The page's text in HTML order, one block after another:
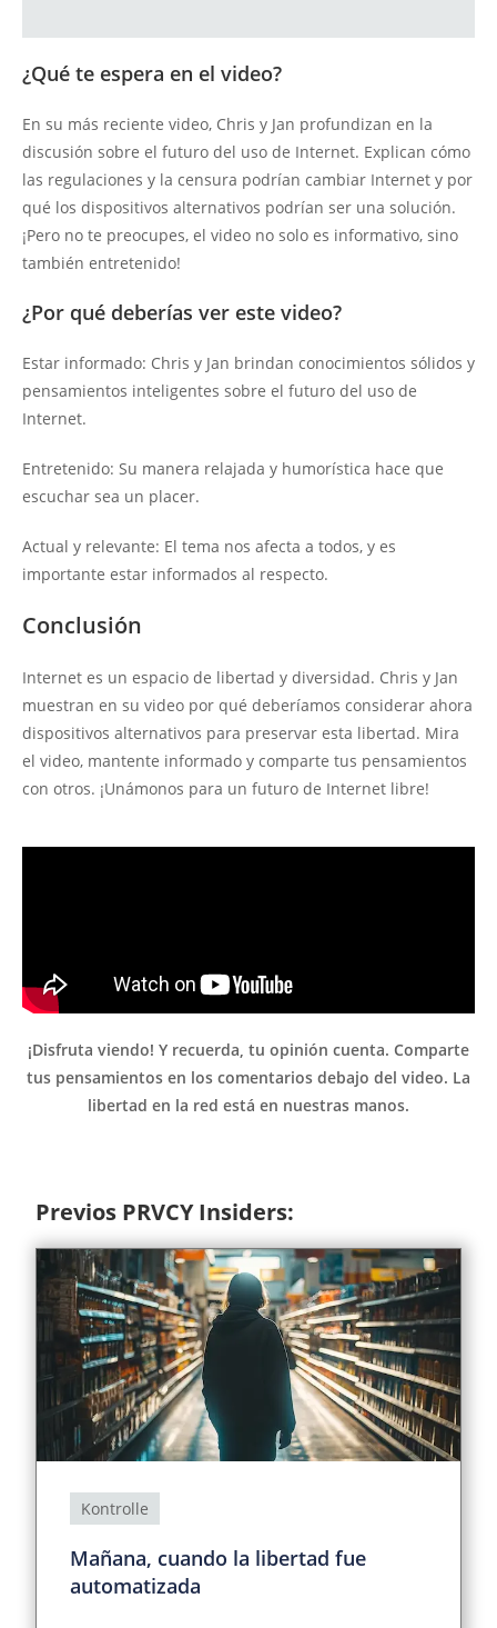
¿Qué te espera en el video?
En su más reciente video, Chris y Jan profundizan en la
discusión sobre el futuro del uso de Internet. Explican cómo
las regulaciones y la censura podrían cambiar Internet y por
qué los dispositivos alternativos podrían ser una solución.
¡Pero no te preocupes, el video no solo es informativo, sino
también entretenido!
¿Por qué deberías ver este video?
Estar informado: Chris y Jan brindan conocimientos sólidos y
pensamientos inteligentes sobre el futuro del uso de
Internet.
Entretenido: Su manera relajada y humorística hace que
escuchar sea un placer.
Actual y relevante: El tema nos afecta a todos, y es
importante estar informados al respecto.
Conclusión
Internet es un espacio de libertad y diversidad. Chris y Jan
muestran en su video por qué deberíamos considerar ahora
dispositivos alternativos para preservar esta libertad. Mira
el video, mantente informado y comparte tus pensamientos
con otros. ¡Unámonos para un futuro de Internet libre!
¡Disfruta viendo! Y recuerda, tu opinión cuenta. Comparte
tus pensamientos en los comentarios debajo del video. La
libertad en la red está en nuestras manos.
Previos PRVCY Insiders:
Kontrolle
Mañana, cuando la libertad fue
automatizada